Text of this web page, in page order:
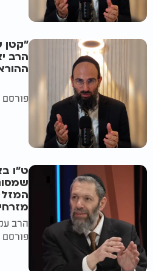
"קטן
הרב
פורסם
ט"ו
מזרחי
הרב
פורסם